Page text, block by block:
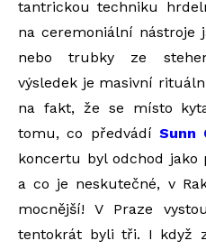
tantrickou techniku
na ceremoniální nástroje
nebo trubky ze
výsledek je masivní
na fakt, že se místo
tomu, co předvádí Sunn
koncertu byl odchod
a co je neskutečné, v
mocnější! V Praze
tentokrát byli tři. I když